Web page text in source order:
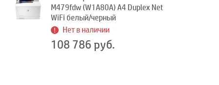
M479fdw (W1A80A) A4 Duplex Net
WiFi белый/черный
Нет в наличии
108 786 руб.